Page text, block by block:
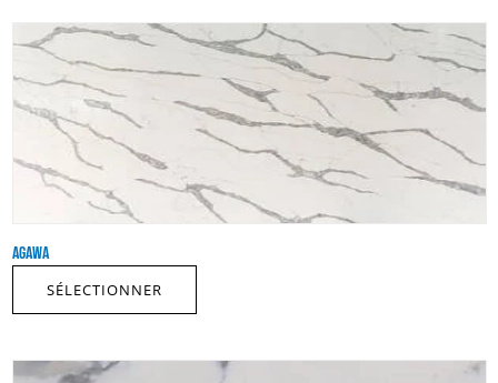
AGAWA
SÉLECTIONNER